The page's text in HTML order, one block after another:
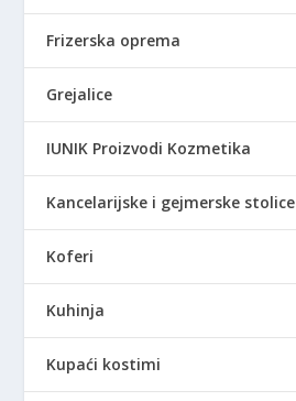
Frizerska oprema
Grejalice
IUNIK Proizvodi Kozmetika
Kancelarijske i gejmerske stolice
Koferi
Kuhinja
Kupaći kostimi